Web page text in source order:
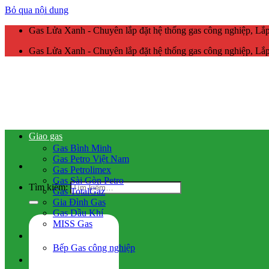
Bỏ qua nội dung
Gas Lửa Xanh - Chuyên lắp đặt hệ thống gas công nghiệp,
Gas Lửa Xanh - Chuyên lắp đặt hệ thống gas công nghiệp,
Tìm kiếm:
Giao gas
Gas Bình Minh
Gas Petro Việt Nam
Gas Petrolimex
Gas Sài Gòn Petro
Gas TotalGaz
Gia Đình Gas
Gas Dầu Khí
MISS Gas
Bếp Gas công nghiệp